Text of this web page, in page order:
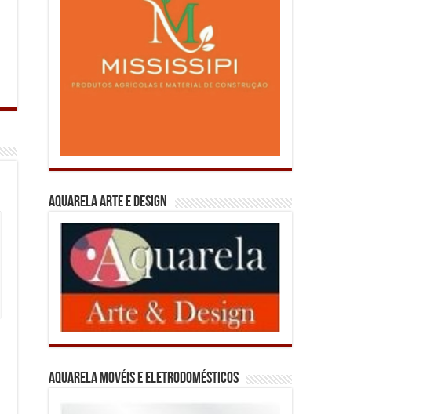
Aquarela Arte e Design
Aquarela Movéis e Eletrodomésticos